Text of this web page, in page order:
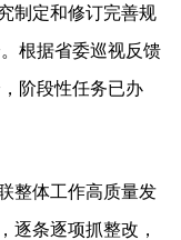
制定和修订完善规
根据省委巡视反馈
阶段性任务已办
体工作高质量发
逐条逐项抓整改，